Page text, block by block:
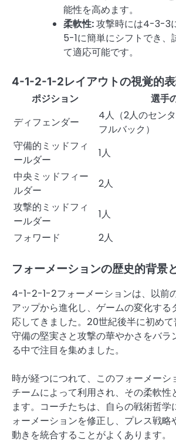
能性を高めます。
柔軟性:攻撃時には4-3-3
5-1に簡単にシフトでき、
て適応可能です。
4-1-2-1-2レイアウトの視覚的
ポジション
選手
ディフェンダー
4人（2人のセン
フルバック）
守備的ミッドフィ
ールダー
1人
中央ミッドフィー
ルダー
2人
攻撃的ミッドフィ
ールダー
1人
フォワード
2人
フォーメーションの歴史的背景
4-1-2-1-2フォーメーションは、以前
アップから進化し、ゲームの変化する
応してきました。20世紀後半に初め
守備の堅実さと攻撃の華やかさをバラ
る中で注目を集めました。
時が経つにつれて、このフォーメーシ
チームによって利用され、その柔軟性
ます。コーチたちは、自らの戦術哲学
ォーメーションを修正し、プレス戦略
動きを統合することがよくあります。